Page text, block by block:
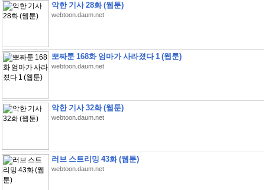
악한 기사 28화 (웹툰)
webtoon.daum.net
뽀짜툰 168화 엄마가 사라졌다 1 (웹툰)
webtoon.daum.net
악한 기사 32화 (웹툰)
webtoon.daum.net
러브 스트리밍 43화 (웹툰)
webtoon.daum.net